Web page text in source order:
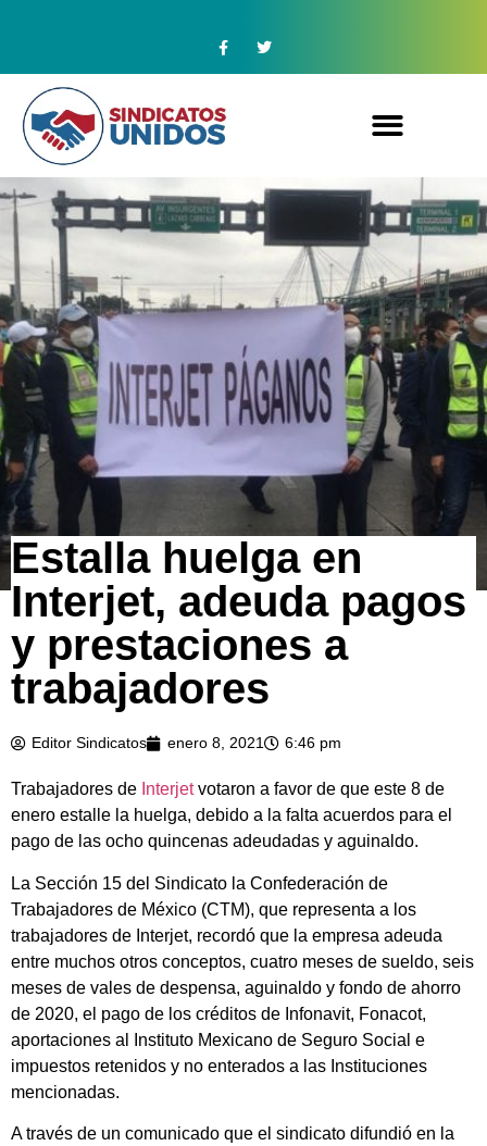
Estalla huelga en
Interjet, adeuda pagos
y prestaciones a
trabajadores
Editor Sindicatos enero 8, 2021 6:46 pm
Trabajadores de Interjetvotaron a favor de que este 8 de
enero estalle la huelga, debido a la falta acuerdos para el
pago de las ocho quincenas adeudadas y aguinaldo.
La Sección 15 del Sindicato la Confederación de
Trabajadores de México (CTM), que representa a los
trabajadores de Interjet, recordó que la empresa adeuda
entre muchos otros conceptos, cuatro meses de sueldo, seis
meses de vales de despensa, aguinaldo y fondo de ahorro
de 2020, el pago de los créditos de Infonavit, Fonacot,
aportaciones al Instituto Mexicano de Seguro Social e
impuestos retenidos y no enterados a las Instituciones
mencionadas.
A través de un comunicado que el sindicato difundió en la